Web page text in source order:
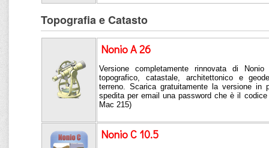
Topografia e Catasto
Nonio A 26
Versione completamente rinnovata di
topografico, catastale, architettonico e
terreno. Scarica gratuitamente la versione in
spedita per email una password che è il
Mac 215)
Nonio C 10.5